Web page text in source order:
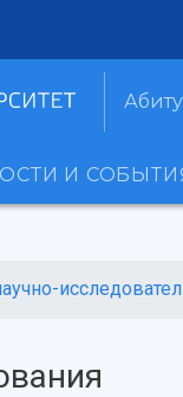
И